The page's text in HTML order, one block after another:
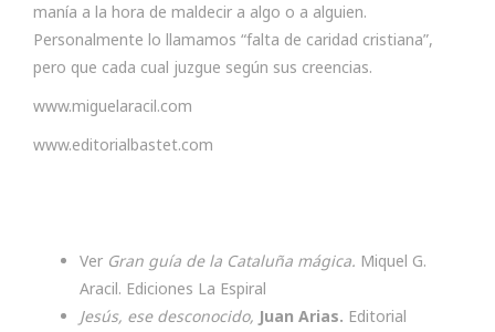
manía a la hora de maldecir a algo o a alguien.
Personalmente lo llamamos “falta de caridad cristiana”,
pero que cada cual juzgue según sus creencias.
www.miguelaracil.com
www.editorialbastet.com
Ver Gran guía de la Cataluña mágica. Miquel G.
Aracil. Ediciones La Espiral
Jesús, ese desconocido, Juan Arias. Editorial